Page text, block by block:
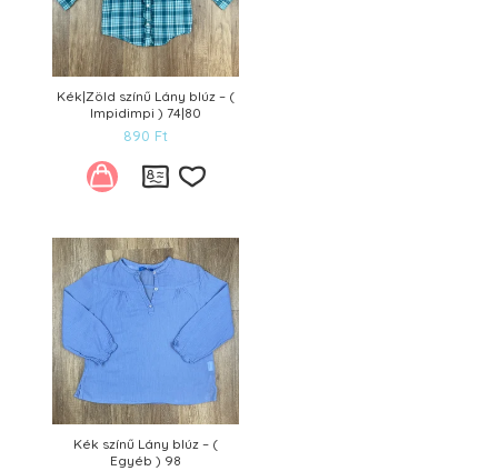
Kék|Zöld színű Lány blúz – (
Impidimpi ) 74|80
890 Ft
Kívánságlistára
Kék színű Lány blúz – (
Egyéb ) 98